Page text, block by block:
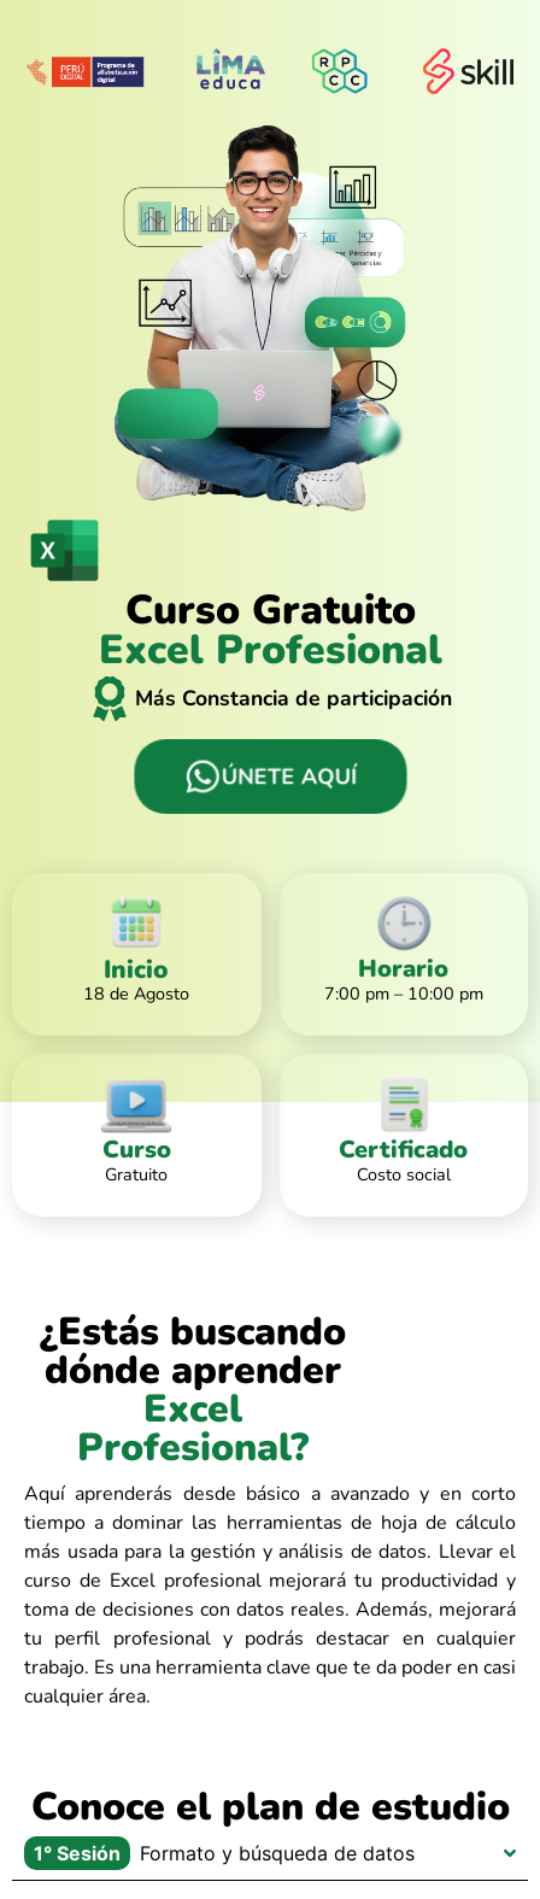
Curso Gratuito
Excel Profesional
Más Constancia de participación
ÚNETE AQUÍ
Inicio
18 de Agosto
Horario
7:00 pm – 10:00 pm
Curso
Gratuito
Certificado
Costo social
¿Estás buscando
dónde aprender
Excel
Profesional?
Aquí aprenderás desde básico a avanzado y en corto
tiempo a dominar las herramientas de hoja de cálculo
más usada para la gestión y análisis de datos. Llevar el
curso de Excel profesional mejorará tu productividad y
toma de decisiones con datos reales. Además, mejorará
tu perfil profesional y podrás destacar en cualquier
trabajo. Es una herramienta clave que te da poder en casi
cualquier área.
Conoce el plan de estudio
1° Sesión Formato y búsqueda de datos